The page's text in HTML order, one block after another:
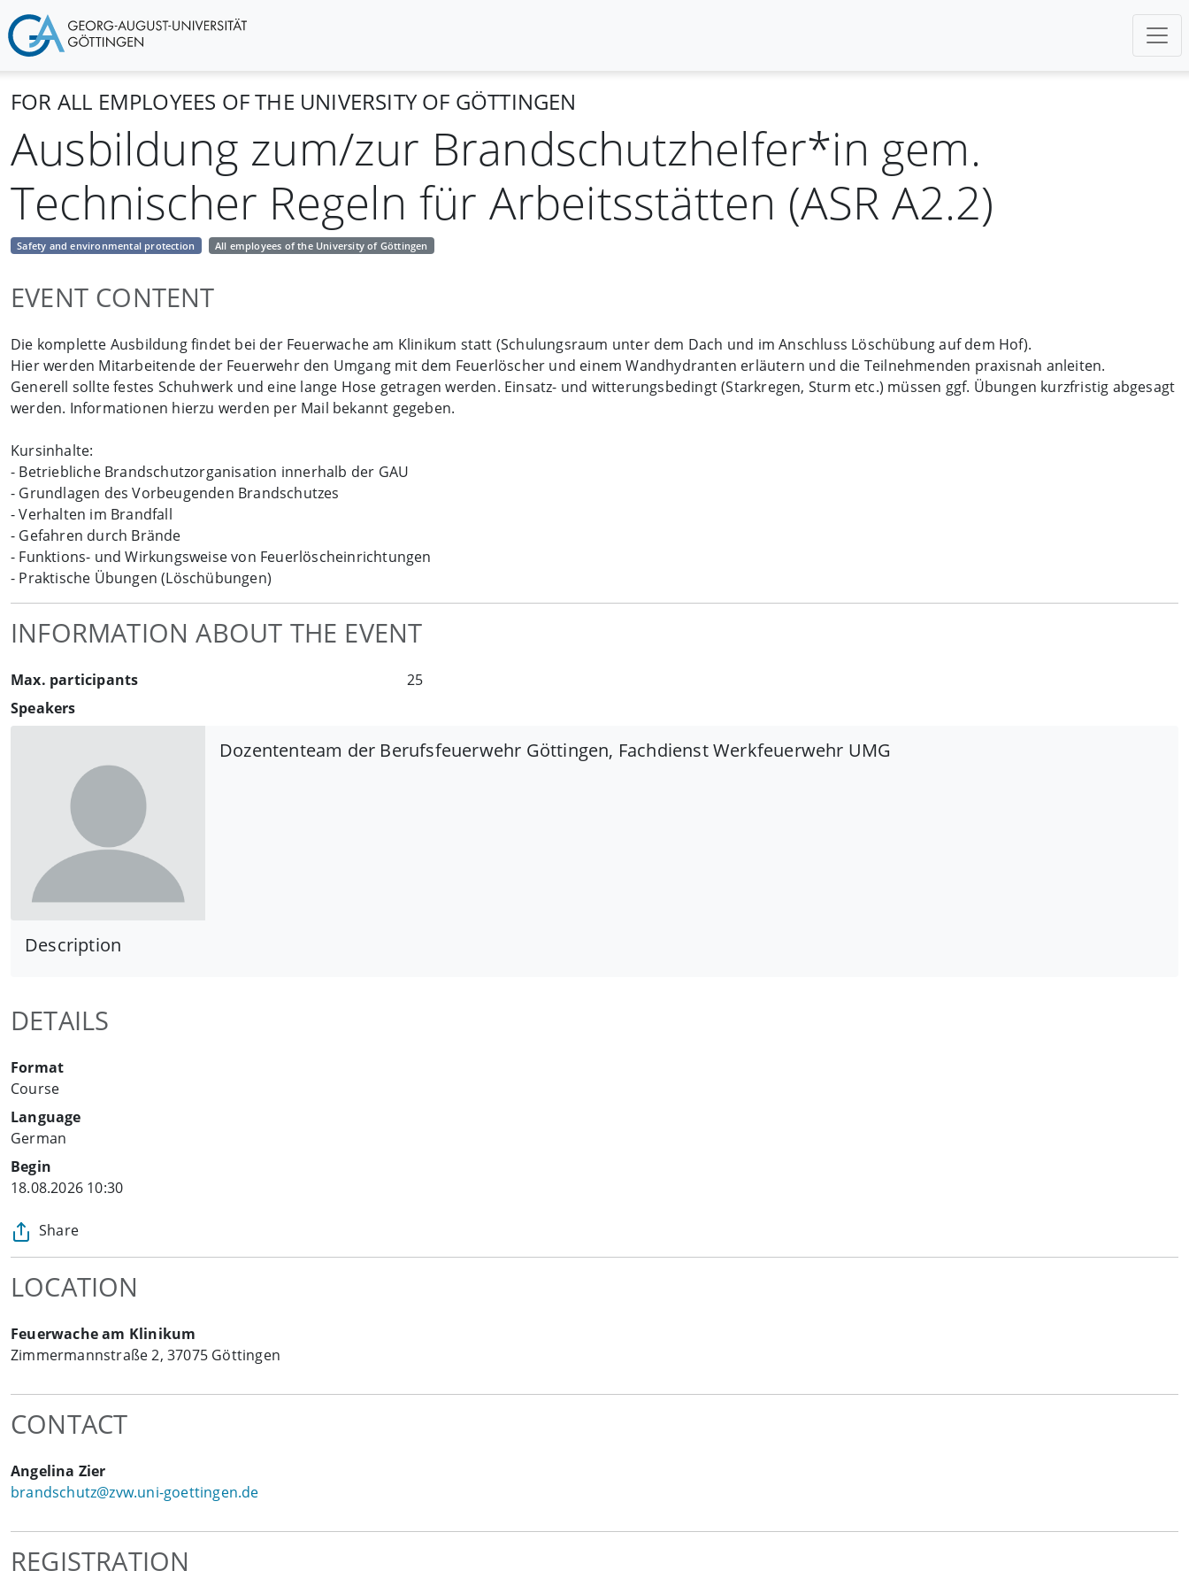
FOR ALL EMPLOYEES OF THE UNIVERSITY OF GÖTTINGEN
Ausbildung zum/zur Brandschutzhelfer*in gem.
Technischer Regeln für Arbeitsstätten (ASR A2.2)
Safety and environmental protection All employees of the University of Göttingen
EVENT CONTENT
Die komplette Ausbildung findet bei der Feuerwache am Klinikum statt (Schulungsraum unter dem Dach und im Anschluss Löschübung auf dem Hof).
Hier werden Mitarbeitende der Feuerwehr den Umgang mit dem Feuerlöscher und einem Wandhydranten erläutern und die Teilnehmenden praxisnah anleiten.
Generell sollte festes Schuhwerk und eine lange Hose getragen werden. Einsatz- und witterungsbedingt (Starkregen, Sturm etc.) müssen ggf. Übungen kurzfristig abgesagt
werden. Informationen hierzu werden per Mail bekannt gegeben.
Kursinhalte:
- Betriebliche Brandschutzorganisation innerhalb der GAU
- Grundlagen des Vorbeugenden Brandschutzes
- Verhalten im Brandfall
- Gefahren durch Brände
- Funktions- und Wirkungsweise von Feuerlöscheinrichtungen
- Praktische Übungen (Löschübungen)
INFORMATION ABOUT THE EVENT
Max. participants
25
Speakers
Dozententeam der Berufsfeuerwehr Göttingen, Fachdienst Werkfeuerwehr UMG
Description
DETAILS
Format
Course
Language
German
Begin
18.08.2026 10:30
Share
LOCATION
Feuerwache am Klinikum
Zimmermannstraße 2, 37075 Göttingen
CONTACT
Angelina Zier
brandschutz@zvw.uni-goettingen.de
REGISTRATION